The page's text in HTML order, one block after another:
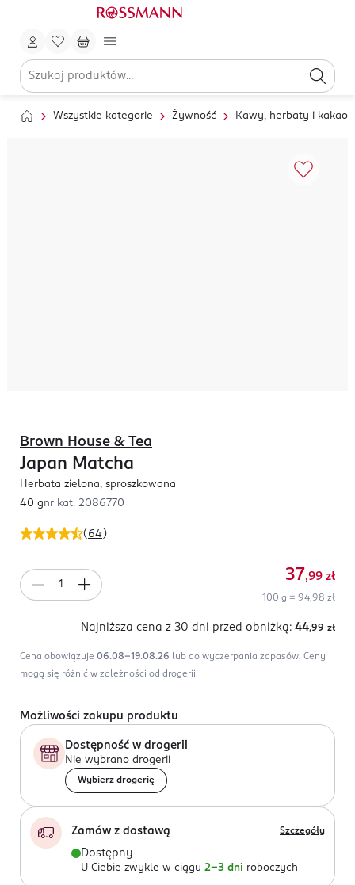
Wszystkie kategorie Żywność Kawy, herbaty i kakao
( 64 )
Brown House & Tea
Japan Matcha
Herbata zielona, sproszkowana
40 gnr kat. 2086770
37,99 zł
100 g = 94,98 zł
Najniższa cena z 30 dni przed obniżką: 44,99 zł
Cena obowiązuje 06.08-19.08.26 lub do wyczerpania zapasów. Ceny
mogą się różnić w zależności od drogerii.
Możliwości zakupu produktu
Dostępność w drogerii
Nie wybrano drogerii
Wybierz drogerię
Zamów z dostawą Szczegóły
Dostępny
U Ciebie zwykle w ciągu 2-3 dni roboczych